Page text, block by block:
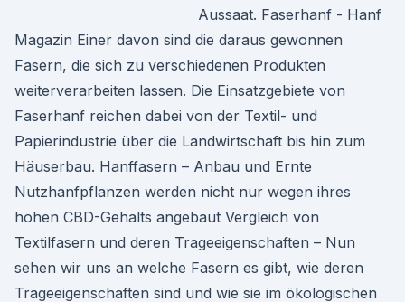
Aussaat. Faserhanf - Hanf
Magazin Einer davon sind die daraus gewonnen
Fasern, die sich zu verschiedenen Produkten
weiterverarbeiten lassen. Die Einsatzgebiete von
Faserhanf reichen dabei von der Textil- und
Papierindustrie über die Landwirtschaft bis hin zum
Häuserbau. Hanffasern – Anbau und Ernte
Nutzhanfpflanzen werden nicht nur wegen ihres
hohen CBD-Gehalts angebaut Vergleich von
Textilfasern und deren Trageeigenschaften – Nun
sehen wir uns an welche Fasern es gibt, wie deren
Trageeigenschaften sind und wie sie im ökologischen